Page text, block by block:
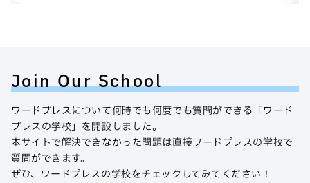
Join Our School
ワードプレスについて何時でも何度でも質問ができる「ワード
プレスの学校」を開設しました。
本サイトで解決できなかった問題は直接ワードプレスの学校で
質問ができます。
ぜひ、ワードプレスの学校をチェックしてみてください！